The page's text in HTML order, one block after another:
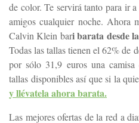
de color. Te servirá tanto para ir
amigos cualquier noche. Ahora
Calvin Klein bari barata desde
Todas las tallas tienen el 62% de
por sólo 31,9 euros una
tallas disponibles así que si la
y llévatela ahora barata.
Las mejores ofertas de la red a